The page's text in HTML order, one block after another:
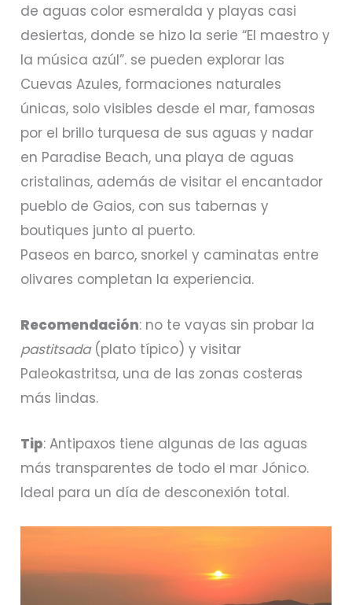
de aguas color esmeralda y playas casi
desiertas, donde se hizo la serie “El maestro y
la música azúl”. se pueden explorar las
Cuevas Azules, formaciones naturales
únicas, solo visibles desde el mar, famosas
por el brillo turquesa de sus aguas y nadar
en Paradise Beach, una playa de aguas
cristalinas, además de visitar el encantador
pueblo de Gaios, con sus tabernas y
boutiques junto al puerto.
Paseos en barco, snorkel y caminatas entre
olivares completan la experiencia.
Recomendación: no te vayas sin probar la
pastitsada(plato típico) y visitar
Paleokastritsa, una de las zonas costeras
más lindas.
Tip: Antipaxos tiene algunas de las aguas
más transparentes de todo el mar Jónico.
Ideal para un día de desconexión total.